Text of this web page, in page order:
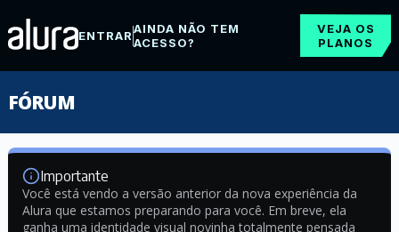
ENTRARAINDA NÃO TEM
ACESSO?
VEJA OS
PLANOS
FÓRUM
Importante
Você está vendo a versão anterior da nova experiência da
Alura que estamos preparando para você. Em breve, ela
ganha uma identidade visual novinha totalmente pensada